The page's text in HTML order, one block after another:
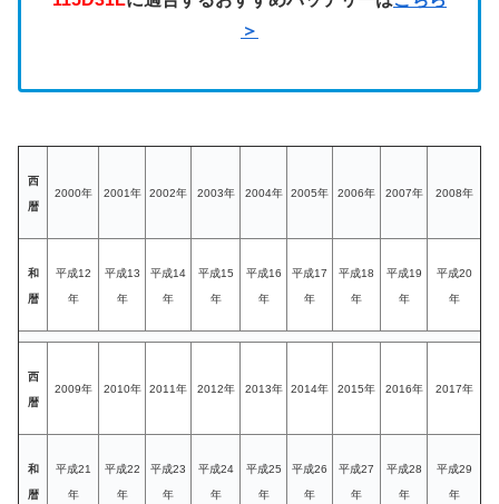
＞
西
暦
2000年 2001年 2002年 2003年 2004年 2005年 2006年 2007年 2008年
和
暦
平成12
年
平成13
年
平成14
年
平成15
年
平成16
年
平成17
年
平成18
年
平成19
年
平成20
年
西
暦
2009年 2010年 2011年 2012年 2013年 2014年 2015年 2016年 2017年
和
暦
平成21
年
平成22
年
平成23
年
平成24
年
平成25
年
平成26
年
平成27
年
平成28
年
平成29
年